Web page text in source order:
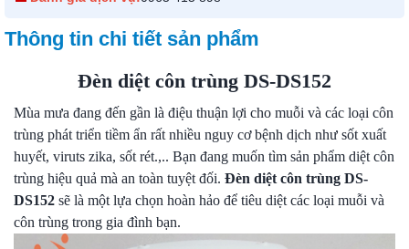
Thông tin chi tiết sản phẩm
Đèn diệt côn trùng DS-DS152
Mùa mưa đang đến gần là điệu thuận lợi cho muỗi và các loại côn
trùng phát triển tiềm ẩn rất nhiều nguy cơ bệnh dịch như sốt xuất
huyết, viruts zika, sốt rét.,.. Bạn đang muốn tìm sản phẩm diệt côn
trùng hiệu quả mà an toàn tuyệt đối. Đèn diệt côn trùng DS-
DS152 sẽ là một lựa chọn hoàn hảo để tiêu diệt các loại muỗi và
côn trùng trong gia đình bạn.